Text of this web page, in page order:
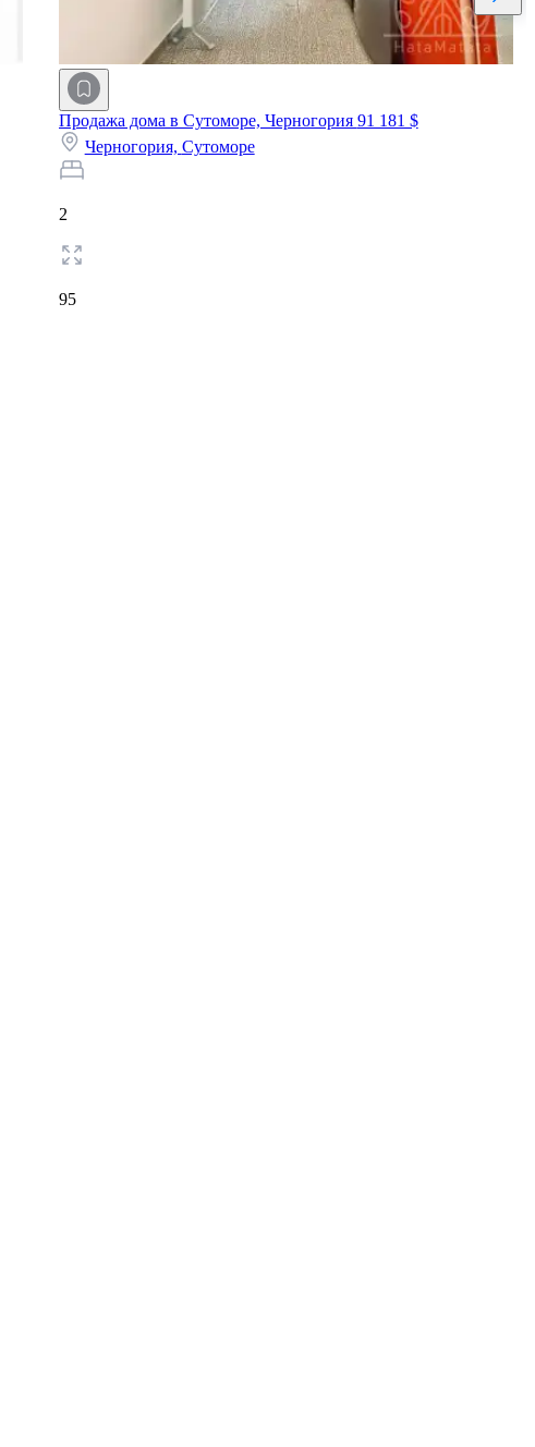
Продажа дома в Сутоморе, Черногория 91 181 $
Черногория, Сутоморе
2
95